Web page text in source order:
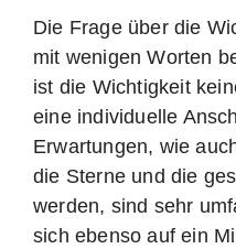
Die Frage über die
mit wenigen Worten
ist die Wichtigkeit
eine individuelle
Erwartungen, wie
die Sterne und die
werden, sind sehr
sich ebenso auf ein